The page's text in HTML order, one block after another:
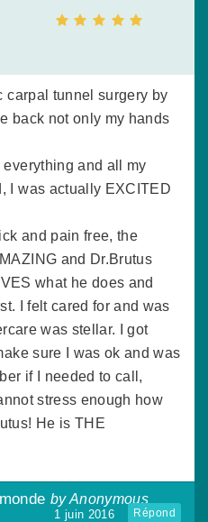
carpal tunnel surgery by
back not only my hands
and all my
I was actually EXCITED
and pain free, the
and Dr.Brutus
what he does and
I felt cared for and was
was stellar. I got
sure I was ok and was
if I needed to call,
stress enough how
He is THE
by Anonymous
Répond
1 juin 2016